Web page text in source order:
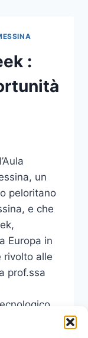
:
un
peloritano
e che
Europa in
rivolto alle
prof.ssa